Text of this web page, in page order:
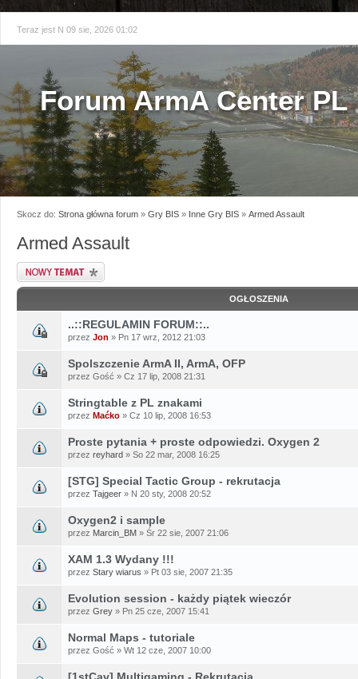
Teraz jest N 09 sie, 2026 01:02
Forum ArmA Center PL
Skocz do: Strona główna forum » Gry BIS » Inne Gry BIS » Armed Assault
Armed Assault
Napisz wątek
OGŁOSZENIA
..::REGULAMIN FORUM::..
przez Jon » Pn 17 wrz, 2012 21:03
Spolszczenie ArmA II, ArmA, OFP
przez Gość » Cz 17 lip, 2008 21:31
Stringtable z PL znakami
przez Maćko » Cz 10 lip, 2008 16:53
Proste pytania + proste odpowiedzi. Oxygen 2
przez reyhard » So 22 mar, 2008 16:25
[STG] Special Tactic Group - rekrutacja
przez Tajgeer » N 20 sty, 2008 20:52
Oxygen2 i sample
przez Marcin_BM » Śr 22 sie, 2007 21:06
XAM 1.3 Wydany !!!
przez Stary wiarus » Pt 03 sie, 2007 21:35
Evolution session - każdy piątek wieczór
przez Grey » Pn 25 cze, 2007 15:41
Normal Maps - tutoriale
przez Gość » Wt 12 cze, 2007 10:00
[1stCav] Multigaming - Rekrutacja